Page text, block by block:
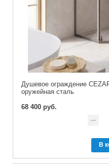
Душевое ограждение
оружейная сталь
68 400 руб.
В